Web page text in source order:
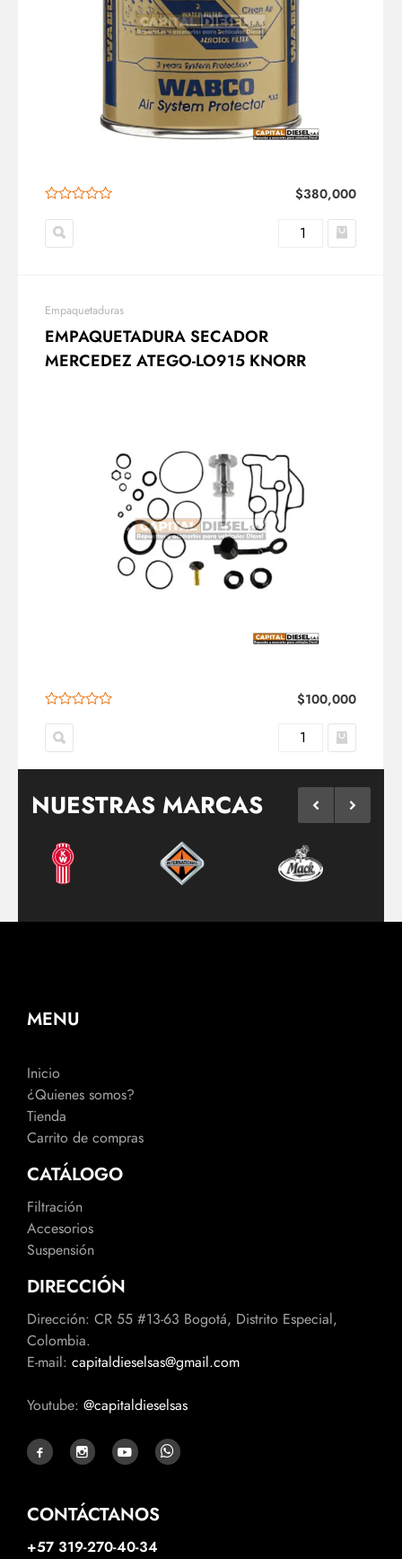
$380,000
Empaquetaduras
EMPAQUETADURA SECADOR
MERCEDEZ ATEGO-LO915 KNORR
$100,000
NUESTRAS MARCAS
MENU
Inicio
¿Quienes somos?
Tienda
Carrito de compras
CATÁLOGO
Filtración
Accesorios
Suspensión
DIRECCIÓN
Dirección: CR 55 #13-63 Bogotá, Distrito Especial,
Colombia.
E-mail: capitaldieselsas@gmail.com
Youtube: @capitaldieselsas
CONTÁCTANOS
+57 319-270-40-34